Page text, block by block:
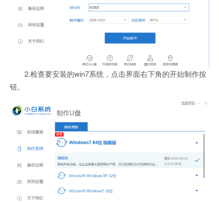
2.检查要安装的win7系统，点击界面右下角的开始制作按
钮。